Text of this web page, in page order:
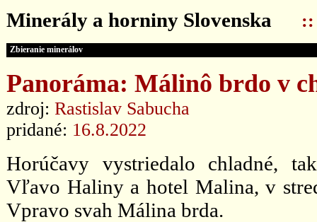
Minerály a horniny Slovenska ::
Zbieranie minerálov
Panoráma: Málinô brdo v
zdroj: Rastislav Sabucha
pridané: 16.8.2022
Horúčavy vystriedalo chladné,
Vľavo Haliny a hotel Malina, v
Vpravo svah Málina brda.